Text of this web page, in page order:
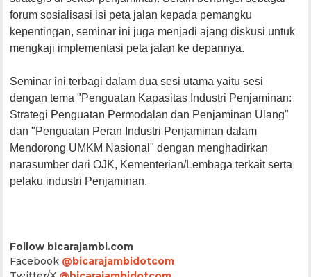
forum sosialisasi isi peta jalan kepada pemangku
kepentingan, seminar ini juga menjadi ajang diskusi untuk
mengkaji implementasi peta jalan ke depannya.
Seminar ini terbagi dalam dua sesi utama yaitu sesi
dengan tema "Penguatan Kapasitas Industri Penjaminan:
Strategi Penguatan Permodalan dan Penjaminan Ulang"
dan "Penguatan Peran Industri Penjaminan dalam
Mendorong UMKM Nasional" dengan menghadirkan
narasumber dari OJK, Kementerian/Lembaga terkait serta
pelaku industri Penjaminan.
Follow bicarajambi.com
Facebook @bicarajambidotcom